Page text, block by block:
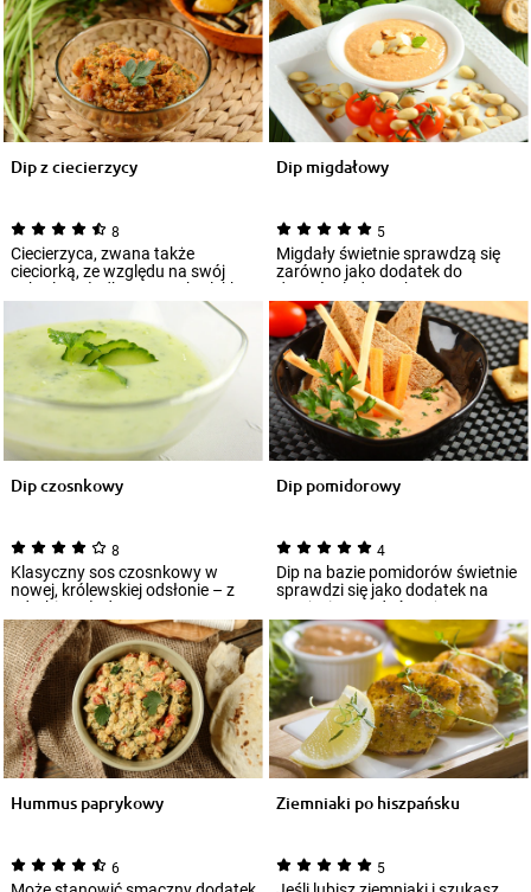
Dip z ciecierzycy
8
Ciecierzyca, zwana także
cieciorką, ze względu na swój
subtelny, słodkawy smak z lekko
orzechową...
Dip migdałowy
5
Migdały świetnie sprawdzą się
zarówno jako dodatek do
deserów lodowych czy
pieczonych ciast, jak...
Dip czosnkowy
8
Klasyczny sos czosnkowy w
nowej, królewskiej odsłonie – z
odrobiną słodyczy, szczyptą
pikanterii...
Dip pomidorowy
4
Dip na bazie pomidorów świetnie
sprawdzi się jako dodatek na
przyjęcie – podać możesz go
wówczas...
Hummus paprykowy
6
Ziemniaki po hiszpańsku
5